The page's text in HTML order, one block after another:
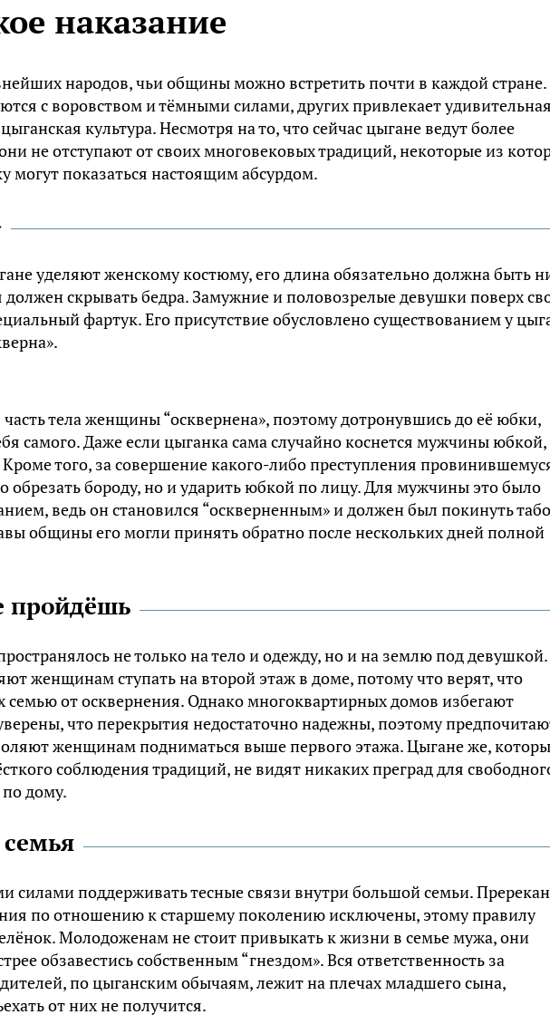
наказание
народов, чьи общины можно встретить почти в каждой стране.
с воровством и тёмными силами, других привлекает
культура. Несмотря на то, что сейчас цыгане ведут более
не отступают от своих многовековых традиций, некоторые из
могут показаться настоящим абсурдом.
уделяют женскому костюму, его длина обязательно должна быть
должен скрывать бедра. Замужние и половозрелые девушки поверх
фартук. Его присутствие обусловлено существованием у
тела женщины “осквернена», поэтому дотронувшись до её юбки,
самого. Даже если цыганка сама случайно коснется мужчины юбкой,
того, за совершение какого-либо преступления
обрезать бороду, но и ударить юбкой по лицу. Для мужчины это было
ведь он становился “оскверненным» и должен был покинуть
общины его могли принять обратно после нескольких дней полной
пройдёшь
не только на тело и одежду, но и на землю под девушкой.
женщинам ступать на второй этаж в доме, потому что верят, что
семью от осквернения. Однако многоквартирных домов избегают
что перекрытия недостаточно надежны, поэтому
женщинам подниматься выше первого этажа. Цыгане же,
соблюдения традиций, не видят никаких преград для
дому.
силами поддерживать тесные связи внутри большой семьи.
по отношению к старшему поколению исключены, этому правилу
Молодоженам не стоит привыкать к жизни в семье мужа, они
обзавестись собственным “гнездом». Вся ответственность за
по цыганским обычаям, лежит на плечах младшего сына,
от них не получится.